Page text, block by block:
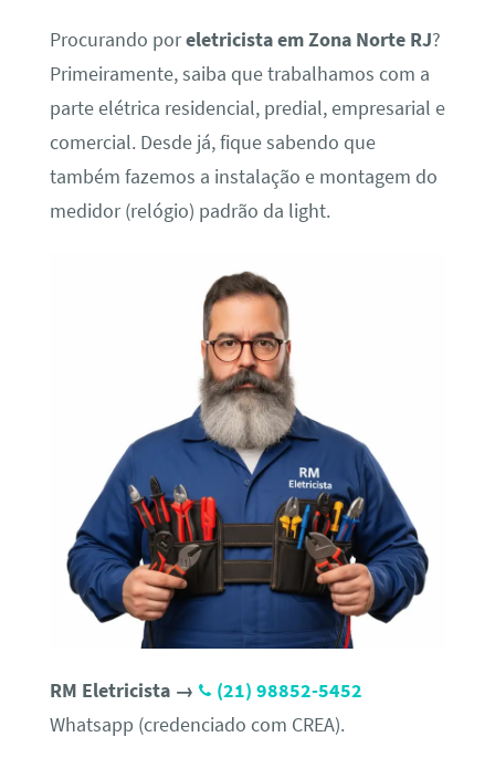
Procurando poreletricista em Zona Norte RJ?
Primeiramente, saiba que trabalhamos com a
parte elétrica residencial, predial, empresarial e
comercial. Desde já, fique sabendo que
também fazemos a instalação e montagem do
medidor (relógio) padrão da light.
RM Eletricista →
(21) 98852-5452
Whatsapp (credenciado com CREA).